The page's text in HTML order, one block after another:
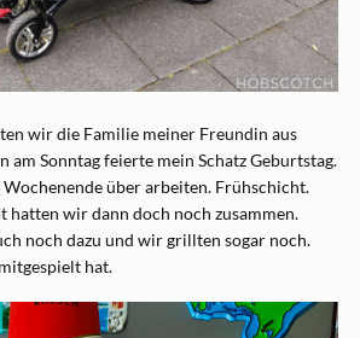
wir die Familie meiner Freundin aus
am Sonntag feierte mein Schatz Geburtstag.
Wochenende über arbeiten. Frühschicht.
hatten wir dann doch noch zusammen.
noch dazu und wir grillten sogar noch.
hat.